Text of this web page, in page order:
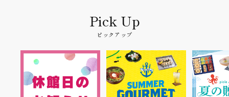
ピックアップ